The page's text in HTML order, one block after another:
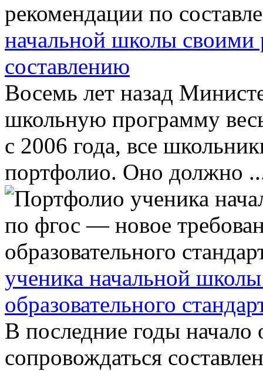
начальной школы своими
составлению
Восемь лет назад
школьную программу
с 2006 года, все
портфолио. Оно должно
ученика начальной
образовательного
В последние годы начало
сопровождаться